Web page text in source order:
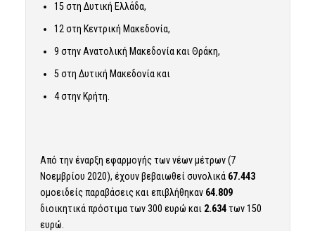
15 στη Δυτική Ελλάδα,
12 στη Κεντρική Μακεδονία,
9 στην Ανατολική Μακεδονία και Θράκη,
5 στη Δυτική Μακεδονία και
4 στην Κρήτη.
Από την έναρξη εφαρμογής των νέων μέτρων (7
Νοεμβρίου 2020), έχουν βεβαιωθεί συνολικά 67.443
ομοειδείς παραβάσεις και επιβλήθηκαν 64.809
διοικητικά πρόστιμα των 300 ευρώ και 2.634των 150
ευρώ.